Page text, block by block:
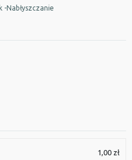
-Nabłyszczanie
1,00 zł